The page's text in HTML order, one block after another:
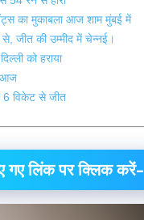
का मुकाबला आज शाम मुंबई में
जीत की उम्मीद में चेन्नई।
को हराया
आज
6 विकेट से जीत
गए लिंक पर क्लिक करें–